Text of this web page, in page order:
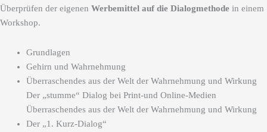
Überprüfen der eigenen Werbemittel auf die Dialogmethode in einem
Workshop.
Grundlagen
Gehirn und Wahrnehmung
Überraschendes aus der Welt der Wahrnehmung und Wirkung
Der „stumme“ Dialog bei Print-und Online-Medien
Überraschendes aus der Welt der Wahrnehmung und Wirkung
Der „1. Kurz-Dialog“